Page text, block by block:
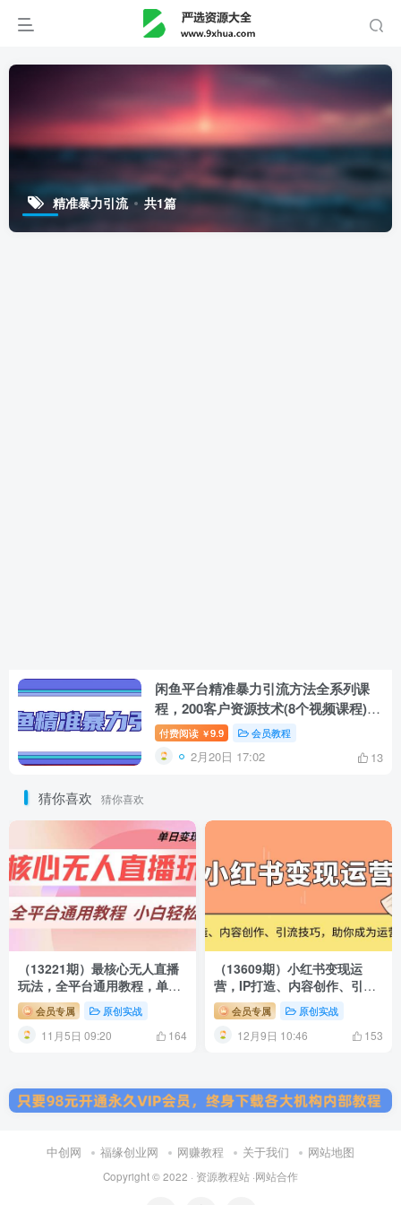
精准暴力引流 共1篇
闲鱼平台精准暴力引流方法全系列课
程，200客户资源技术(8个视频课程)每
天被动精准引流方法
付费阅读 ￥9.9 会员教程
2月20日 17:02 13
猜你喜欢 猜你喜欢
（13221期）最核心无人直播
玩法，全平台通用教程，单日
变现2000+
会员专属 原创实战
11月5日 09:20 164
（13609期）小红书变现运
营，IP打造、内容创作、引流
技巧，助你成为运营高手
会员专属 原创实战
12月9日 10:46 153
中创网 福缘创业网 网赚教程 关于我们 网站地图
Copyright © 2022 · 资源教程站 ·网站合作